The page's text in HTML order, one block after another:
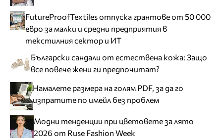
FutureProofTextiles отпуска грантове от 50 000
евро за малки и средни предприятия в
текстилния сектор и ИТ
Български сандали от естествена кожа: Защо
все повече жени ги предпочитат?
Намалете размера на голям PDF, за да го
изпратите по имейл без проблем
Модни тенденции при цветовете за лято
2026 от Ruse Fashion Week